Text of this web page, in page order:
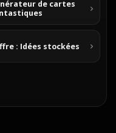
de cartes
: Idées stockées